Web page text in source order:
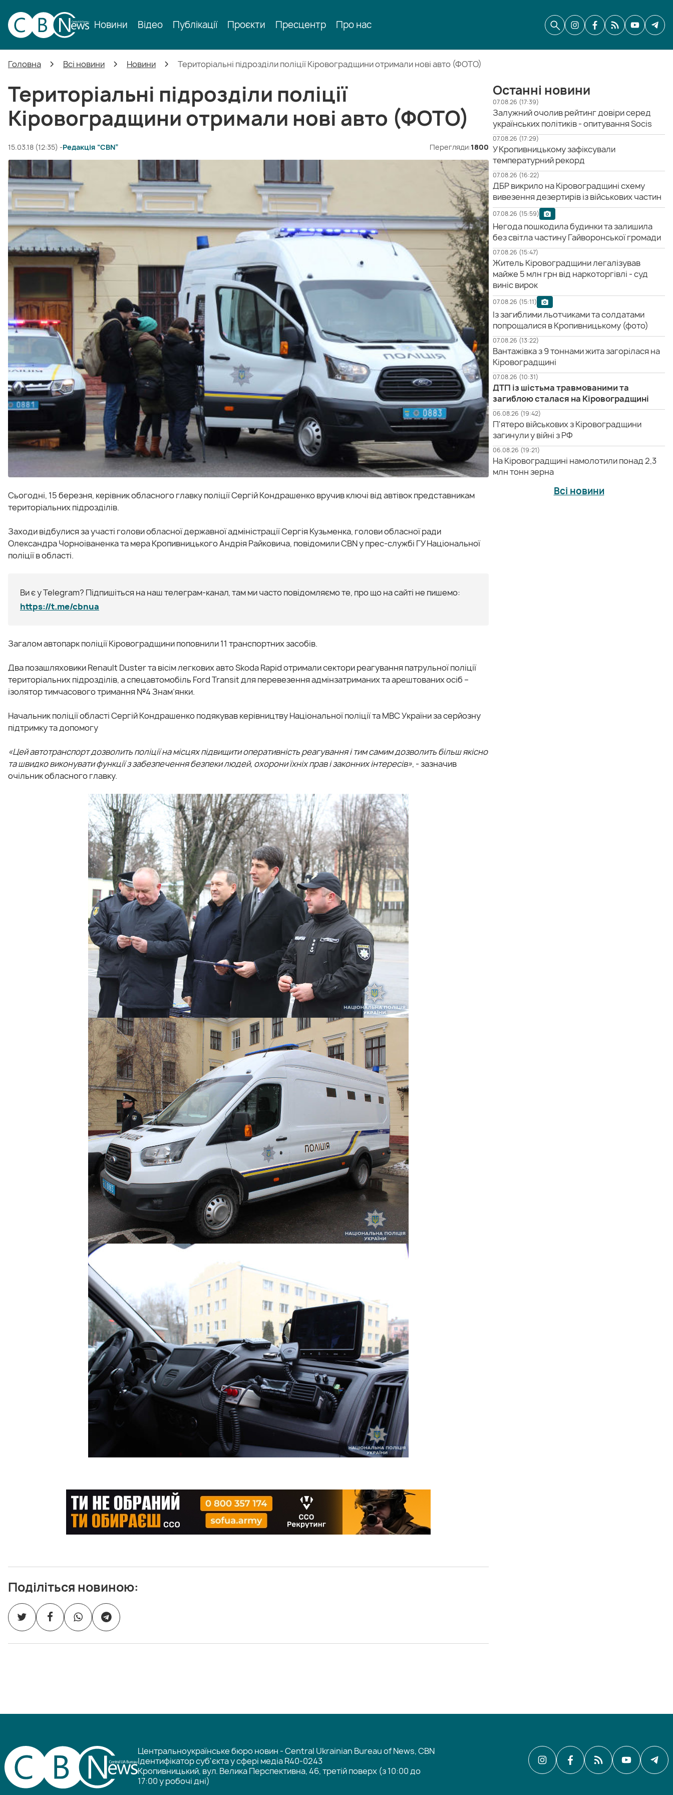
Новини Відео Публікації Проєкти Пресцентр Про нас
Головна Всі новини Новини Територіальні підрозділи поліції Кіровоградщини отримали нові авто (ФОТО)
Територіальні підрозділи поліції
Кіровоградщини отримали нові авто (ФОТО)
15.03.18 (12:35) -Редакція “CBN” Перегляди:1800
Сьогодні, 15 березня, керівник обласного главку поліції Сергій Кондрашенко вручив ключі від автівок представникам
територіальних підрозділів.
Заходи відбулися за участі голови обласної державної адміністрації Сергія Кузьменка, голови обласної ради
Олександра Чорноіваненка та мера Кропивницького Андрія Райковича, повідомили CBN у прес-службі ГУ Національної
поліції в області.
Ви є у Telegram? Підпишіться на наш телеграм-канал, там ми часто повідомляємо те, про що на сайті не пишемо:
https://t.me/cbnua
Загалом автопарк поліції Кіровоградщини поповнили 11 транспортних засобів.
Два позашляховики Renault Duster та вісім легкових авто Skoda Rapid отримали сектори реагування патрульної поліції
територіальних підрозділів, а спецавтомобіль Ford Transit для перевезення адмінзатриманих та арештованих осіб –
ізолятор тимчасового тримання №4 Знам’янки.
Начальник поліції області Сергій Кондрашенко подякував керівництву Національної поліції та МВС України за серйозну
підтримку та допомогу
«Цей автотранспорт дозволить поліції на місцях підвищити оперативність реагування і тим самим дозволить більш якісно
та швидко виконувати функції з забезпечення безпеки людей, охорони їхніх прав і законних інтересів», - зазначив
очільник обласного главку.
Поділіться новиною:
Останні новини
07.08.26 (17:39)
Залужний очолив рейтинг довіри серед
українських політиків - опитування Socis
07.08.26 (17:29)
У Кропивницькому зафіксували
температурний рекорд
07.08.26 (16:22)
ДБР викрило на Кіровоградщині схему
вивезення дезертирів із військових частин
07.08.26 (15:59)
Негода пошкодила будинки та залишила
без світла частину Гайворонської громади
07.08.26 (15:47)
Житель Кіровоградщини легалізував
майже 5 млн грн від наркоторгівлі - суд
виніс вирок
07.08.26 (15:11)
Із загиблими льотчиками та солдатами
попрощалися в Кропивницькому (фото)
07.08.26 (13:22)
Вантажівка з 9 тоннами жита загорілася на
Кіровоградщині
07.08.26 (10:31)
ДТП із шістьма травмованими та
загиблою сталася на Кіровоградщині
06.08.26 (19:42)
П'ятеро військових з Кіровоградщини
загинули у війні з РФ
06.08.26 (19:21)
На Кіровоградщині намолотили понад 2,3
млн тонн зерна
Всі новини
Центральноукраїнське бюро новин - Central Ukrainian Bureau of News, CBN
Ідентифікатор суб'єкта у сфері медіа R40-0243
Кропивницький, вул. Велика Перспективна, 46, третій поверх (з 10:00 до
17:00 у робочі дні)